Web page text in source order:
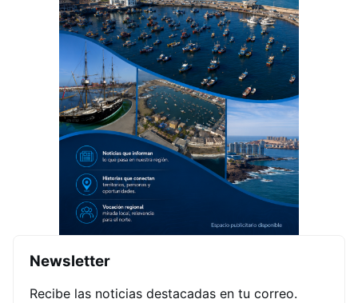
Newsletter
Recibe las noticias destacadas en tu correo.